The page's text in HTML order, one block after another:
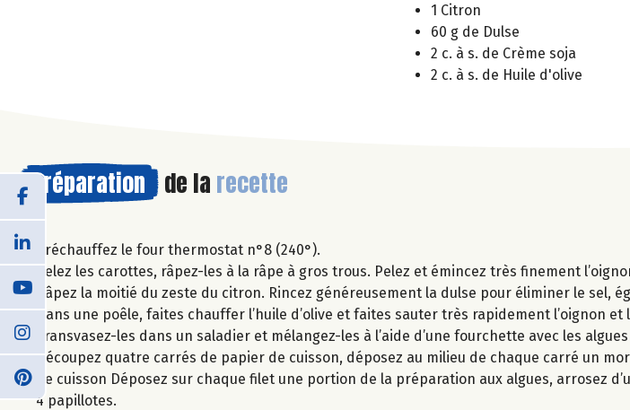
1 Citron
60 g de Dulse
2 c. à s. de Crème soja
2 c. à s. de Huile d'olive
Préparation de la recette
Préchauffez le four thermostat n°8 (240°).
Pelez les carottes, râpez-les à la râpe à gros trous. Pelez et émincez très finement
Râpez la moitié du zeste du citron. Rincez généreusement la dulse pour éliminer le sel,
Dans une poêle, faites chauffer l’huile d’olive et faites sauter très rapidement l’oignon et
Transvasez-les dans un saladier et mélangez-les à l’aide d’une fourchette avec les
Découpez quatre carrés de papier de cuisson, déposez au milieu de chaque carré un
de cuisson Déposez sur chaque filet une portion de la préparation aux algues, arrosez
4 papillotes.